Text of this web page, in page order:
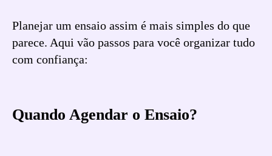
Planejar um ensaio assim é mais simples do que
parece. Aqui vão passos para você organizar tudo
com confiança:
Quando Agendar o Ensaio?